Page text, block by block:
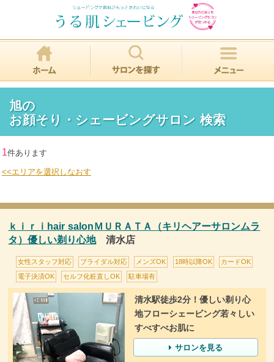
旭の
お顔そり・シェービングサロン 検索
1件あります
<<エリアを選択しなおす
ｋｉｒｉhair salonＭＵＲＡＴＡ（キリヘアーサロンムラ
タ）優しい剃り心地清水店
女性スタッフ対応 ブライダル対応 メンズOK 18時以降OK カードOK
電子決済OK セルフ化粧直しOK 駐車場有
清水駅徒歩2分！優しい剃り心
地フローシェービング若々しい
すべすべお肌に
サロンを見る